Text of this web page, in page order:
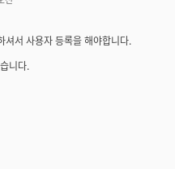
셔서 사용자 등록을 해야합니다.
니다.